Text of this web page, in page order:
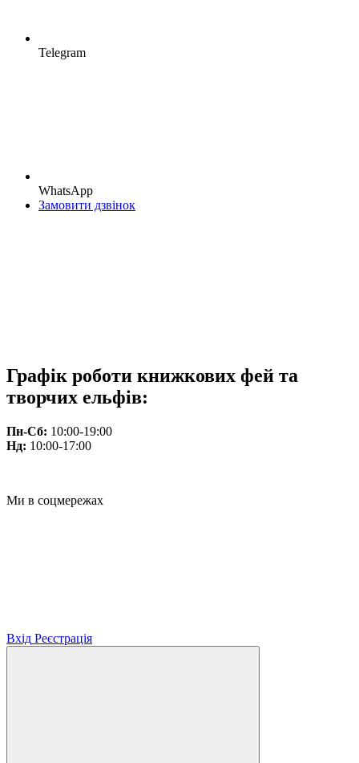
Telegram
WhatsApp
Замовити дзвінок
Графік роботи книжкових фей та
творчих ельфів:
Пн-Сб: 10:00-19:00
Нд: 10:00-17:00
Ми в соцмережах
Вхід Реєстрація